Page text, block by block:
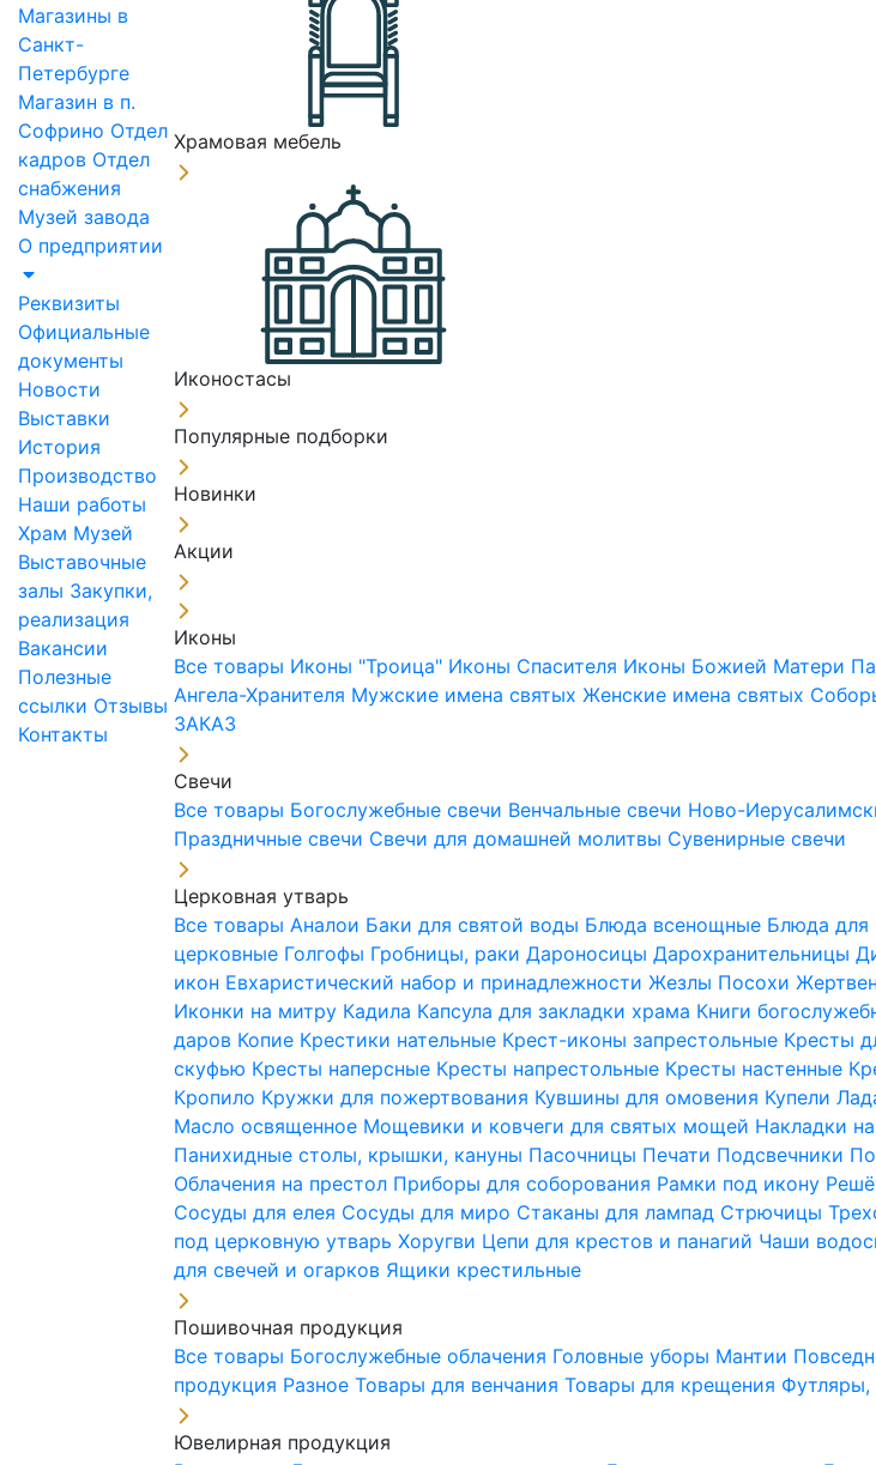
Магазины в
Санкт-
Петербурге
Магазин в п.
Софрино Отдел
кадров Отдел
снабжения
Музей завода
О предприятии
Реквизиты
Официальные
документы
Новости
Выставки
История
Производство
Наши работы
Храм Музей
Выставочные
залы Закупки,
реализация
Вакансии
Полезные
ссылки Отзывы
Контакты
Храмовая мебель
Иконостасы
Популярные подборки
Новинки
Акции
Иконы
Все товары Иконы "Троица" Иконы Спасителя Иконы Божией Матери
Ангела-Хранителя Мужские имена святыхЖенские имена святых
ЗАКАЗ
Свечи
Все товары Богослужебные свечи Венчальные свечи Ново-
Праздничные свечи Свечи для домашней молитвы Сувенирные свечи
Церковная утварь
Все товарыАналои Баки для святой воды Блюда всенощные Блюда для
церковные Голгофы Гробницы, ракиДароносицыДарохранительницы
икон Евхаристический набор и принадлежностиЖезлы Посохи
Иконки на митру Кадила Капсула для закладки храма Книги
даров Копие Крестики нательные Крест-иконы запрестольные Кресты
скуфью Кресты наперсные Кресты напрестольные Кресты настенные
Кропило Кружки для пожертвования Кувшины для омовения Купели
Масло освященное Мощевики и ковчеги для святых мощей Накладки
Панихидные столы, крышки, кануны Пасочницы Печати Подсвечники
Облачения на престол Приборы для соборования Рамки под икону
Сосуды для елея Сосуды для миро Стаканы для лампад Стрючицы
под церковную утварьХоругви Цепи для крестов и панагий Чаши
для свечей и огарков Ящики крестильные
Пошивочная продукция
Все товары Богослужебные облачения Головные уборы Мантии
продукция РазноеТовары для венчанияТовары для крещения
Ювелирная продукция